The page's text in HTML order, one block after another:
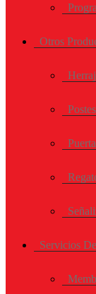
Otros
Servicios